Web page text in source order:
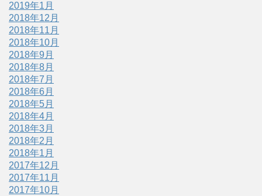
2019年1月
2018年12月
2018年11月
2018年10月
2018年9月
2018年8月
2018年7月
2018年6月
2018年5月
2018年4月
2018年3月
2018年2月
2018年1月
2017年12月
2017年11月
2017年10月